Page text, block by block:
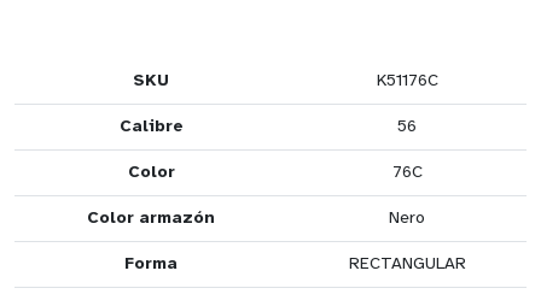
SKU K51176C
Calibre 56
Color 76C
Color armazón Nero
Forma RECTANGULAR